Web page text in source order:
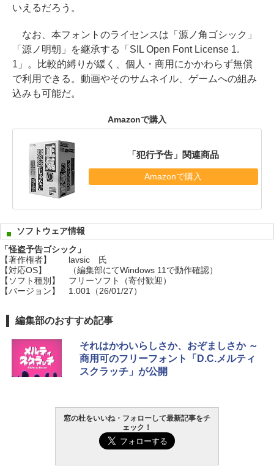
いえるだろう。
なお、本フォントのライセンスは「源ノ角ゴシック」
「源ノ明朝」を継承する「SIL Open Font License 1.
1」。比較的縛りが緩く、個人・商用にかかわらず無償
で利用できる。動画やそのサムネイル、ゲームへの組み
込みも可能だ。
Amazonで購入
「犯行予告」関連商品
Amazonで購入
ソフトウェア情報
「怪盗予告ゴシック」
【著作権者】
lavsic 氏
【対応OS】
（編集部にてWindows 11で動作確認）
【ソフト種別】
フリーソフト（寄付歓迎）
【バージョン】
1.001（26/01/27）
編集部のおすすめ記事
それはかわいらしさか、おぞましさか ～
商用可のフリーフォント「D.C.メルティ
スクラッチ」が公開
窓の杜をいいね・フォローして最新記事をチ
ェック！